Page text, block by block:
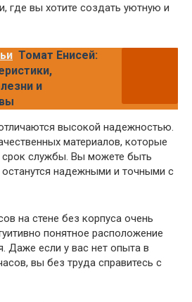
где вы хотите создать уютную и
Томат Енисей:
и
высокой надежностью.
материалов, которые
службы. Вы можете быть
надежными и точными с
на стене без корпуса очень
понятное расположение
Даже если у вас нет опыта в
вы без труда справитесь с